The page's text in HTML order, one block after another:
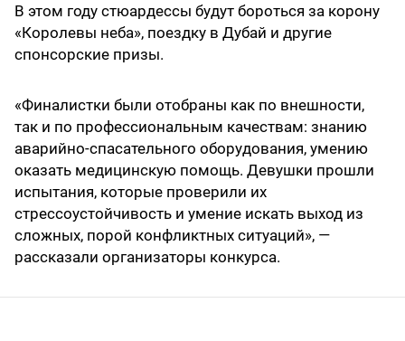
В этом году стюардессы будут бороться за корону
«Королевы неба», поездку в Дубай и другие
спонсорские призы.
«Финалистки были отобраны как по внешности,
так и по профессиональным качествам: знанию
аварийно-спасательного оборудования, умению
оказать медицинскую помощь. Девушки прошли
испытания, которые проверили их
стрессоустойчивость и умение искать выход из
сложных, порой конфликтных ситуаций», —
рассказали организаторы конкурса.